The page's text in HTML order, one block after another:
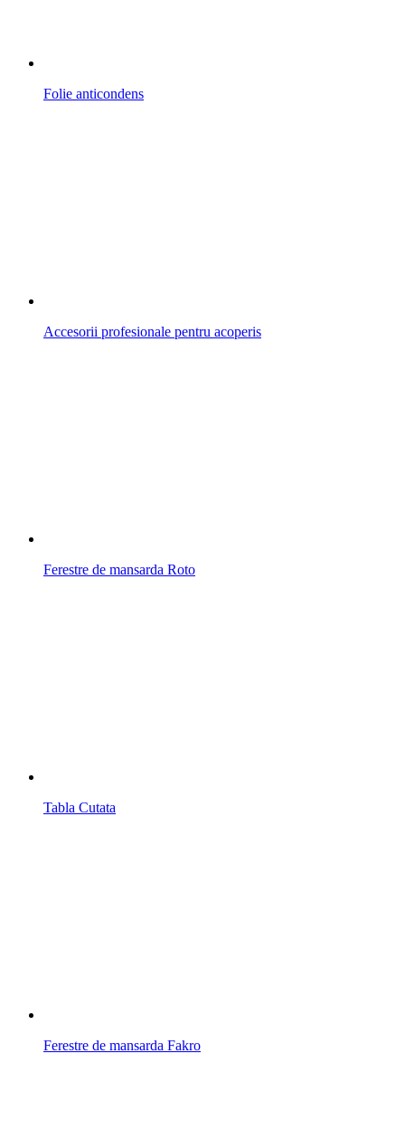
Folie anticondens
Accesorii profesionale pentru acoperis
Ferestre de mansarda Roto
Tabla Cutata
Ferestre de mansarda Fakro